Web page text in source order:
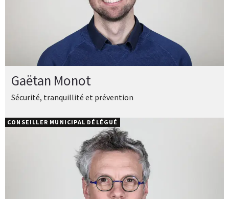
Gaëtan Monot
Sécurité, tranquillité et prévention
CONSEILLER MUNICIPAL DÉLÉGUÉ